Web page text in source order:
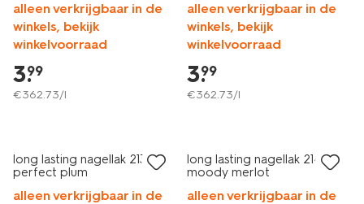
alleen verkrijgbaar in de
winkels, bekijk
winkelvoorraad
3.
99
€362.73/l
alleen verkrijgbaar in de
winkels, bekijk
winkelvoorraad
3.
99
€362.73/l
long lasting nagellak 213
perfect plum
alleen verkrijgbaar in de
long lasting nagellak 214
moody merlot
alleen verkrijgbaar in de